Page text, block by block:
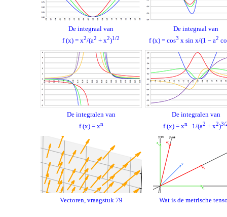
De integraal van
f (x) = x2/(a2 + x2)1/2
De integraal van
f (x) = cos3 x sin x/(1 − a2
De integralen van
f (x) = xn
De integralen van
f (x) = xn ∙ 1/(a2 + x2)3/
Vectoren, vraagstuk 79 Wat is de metrische